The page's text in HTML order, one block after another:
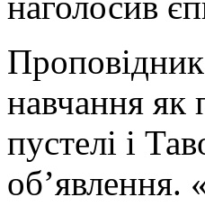
навчання як
пустелі і